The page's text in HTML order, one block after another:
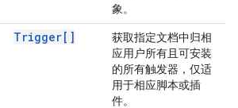
象。
Trigger[]
获取指定文档中归相
应用户所有且可安装
的所有触发器，仅适
用于相应脚本或插
件。